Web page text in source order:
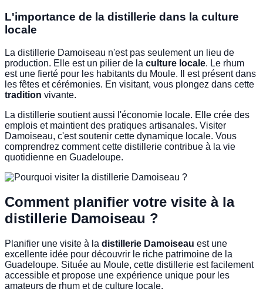
L'importance de la distillerie dans la culture
locale
La distillerie Damoiseau n'est pas seulement un lieu de
production. Elle est un pilier de la culture locale. Le rhum
est une fierté pour les habitants du Moule. Il est présent dans
les fêtes et cérémonies. En visitant, vous plongez dans cette
tradition vivante.
La distillerie soutient aussi l'économie locale. Elle crée des
emplois et maintient des pratiques artisanales. Visiter
Damoiseau, c'est soutenir cette dynamique locale. Vous
comprendrez comment cette distillerie contribue à la vie
quotidienne en Guadeloupe.
Comment planifier votre visite à la
distillerie Damoiseau ?
Planifier une visite à la distillerie Damoiseau est une
excellente idée pour découvrir le riche patrimoine de la
Guadeloupe. Située au Moule, cette distillerie est facilement
accessible et propose une expérience unique pour les
amateurs de rhum et de culture locale.